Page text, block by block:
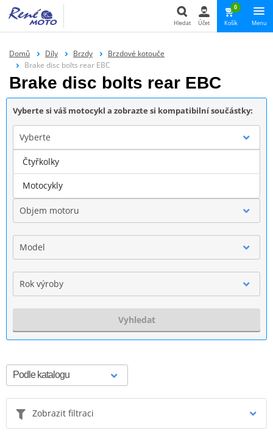
Hledat Účet
0
Košík Menu
Domů Díly Brzdy
Brzdové kotouče
Brake disc bolts rear EBC
Brake disc bolts rear EBC
Vyberte si váš motocykl a zobrazte si kompatibilní součástky:
Vyberte
Značka
Objem motoru
Model
Rok výroby
Vyhledat
Zobrazit filtraci
Čtyřkolky
Motocykly